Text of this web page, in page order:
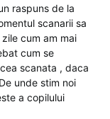
raspuns de la
scanarii sa
cum am mai
cum se
scanata , daca
unde stim noi
a copilului